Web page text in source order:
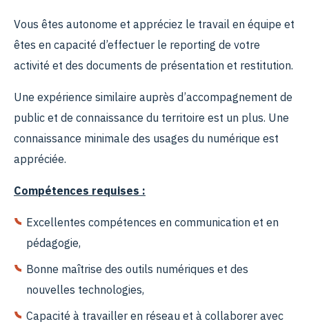
Vous êtes autonome et appréciez le travail en équipe et
êtes en capacité d’effectuer le reporting de votre
activité et des documents de présentation et restitution.
Une expérience similaire auprès d’accompagnement de
public et de connaissance du territoire est un plus. Une
connaissance minimale des usages du numérique est
appréciée.
Compétences requises :
Excellentes compétences en communication et en
pédagogie,
Bonne maîtrise des outils numériques et des
nouvelles technologies,
Capacité à travailler en réseau et à collaborer avec